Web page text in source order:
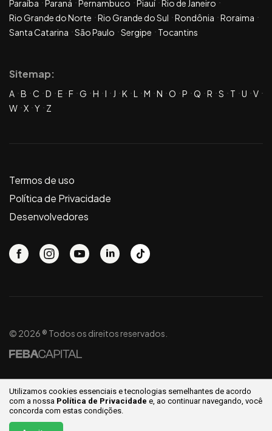
Utilizamos cookies essenciais e tecnologias semelhantes de acordo
com a nossa Política de Privacidade e, ao continuarnavegando, você
concorda com estas condições.
Paraíba
Paraná Pernambuco Piauí Rio de Janeiro
Rio Grande do Norte
Rio Grande do Sul Rondônia
Roraima
Santa Catarina
São Paulo Sergipe Tocantins
Sitemap:
A B C D E F G H I J K L M N O P Q R S T U
V
W X Y Z
Termos de uso
Política de Privacidade
Desenvolvedores
© 2026 ® Todos os direitos reservados.